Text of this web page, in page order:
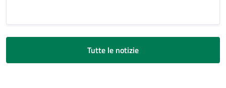
Tutte le notizie